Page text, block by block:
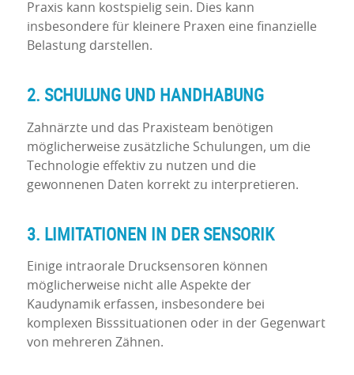
Praxis kann kostspielig sein. Dies kann
insbesondere für kleinere Praxen eine finanzielle
Belastung darstellen.
2. SCHULUNG UND HANDHABUNG
Zahnärzte und das Praxisteam benötigen
möglicherweise zusätzliche Schulungen, um die
Technologie effektiv zu nutzen und die
gewonnenen Daten korrekt zu interpretieren.
3. LIMITATIONEN IN DER SENSORIK
Einige intraorale Drucksensoren können
möglicherweise nicht alle Aspekte der
Kaudynamik erfassen, insbesondere bei
komplexen Bisssituationen oder in der Gegenwart
von mehreren Zähnen.